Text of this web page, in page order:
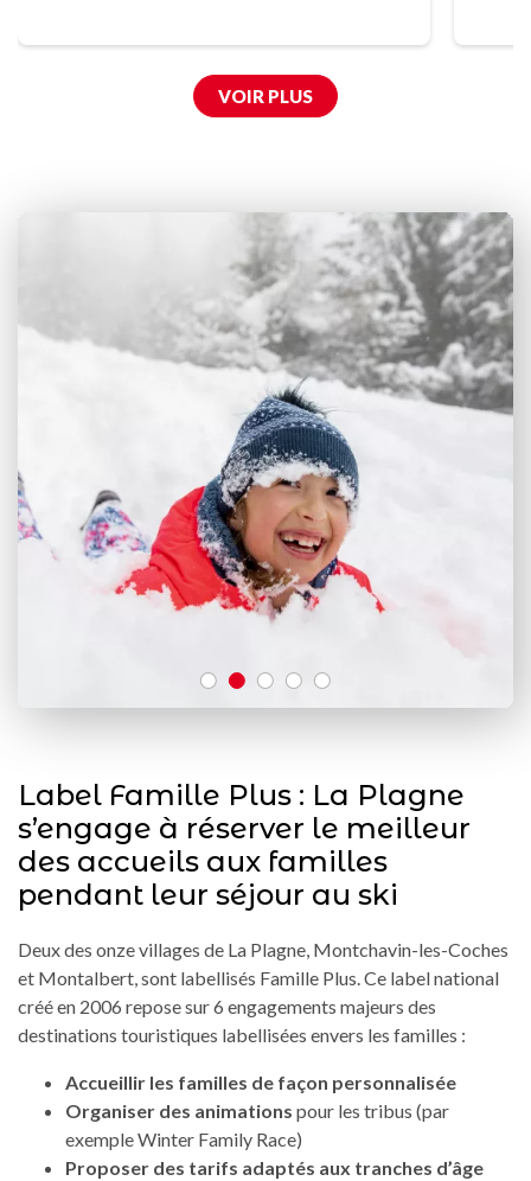
VOIR PLUS
Label Famille Plus : La Plagne
s’engage à réserver le meilleur
des accueils aux familles
pendant leur séjour au ski
Deux des onze villages de La Plagne, Montchavin-les-Coches
et Montalbert, sont labellisés Famille Plus. Ce label national
créé en 2006 repose sur 6 engagements majeurs des
destinations touristiques labellisées envers les familles :
Accueillir les familles de façon personnalisée
Organiser des animations pour les tribus (par
exemple Winter Family Race)
Proposer des tarifs adaptés aux tranches d’âge